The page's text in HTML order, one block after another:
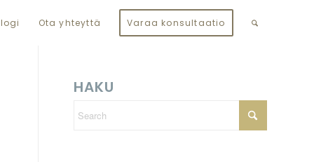
Ota yhteyttä Varaa konsultaatio
HAKU